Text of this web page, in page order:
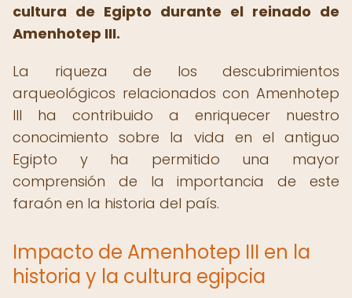
cultura de Egipto durante el reinado de
Amenhotep III.
La riqueza de los descubrimientos
arqueológicos relacionados con Amenhotep
III ha contribuido a enriquecer nuestro
conocimiento sobre la vida en el antiguo
Egipto y ha permitido una mayor
comprensión de la importancia de este
faraón en la historia del país.
Impacto de Amenhotep III en la
historia y la cultura egipcia